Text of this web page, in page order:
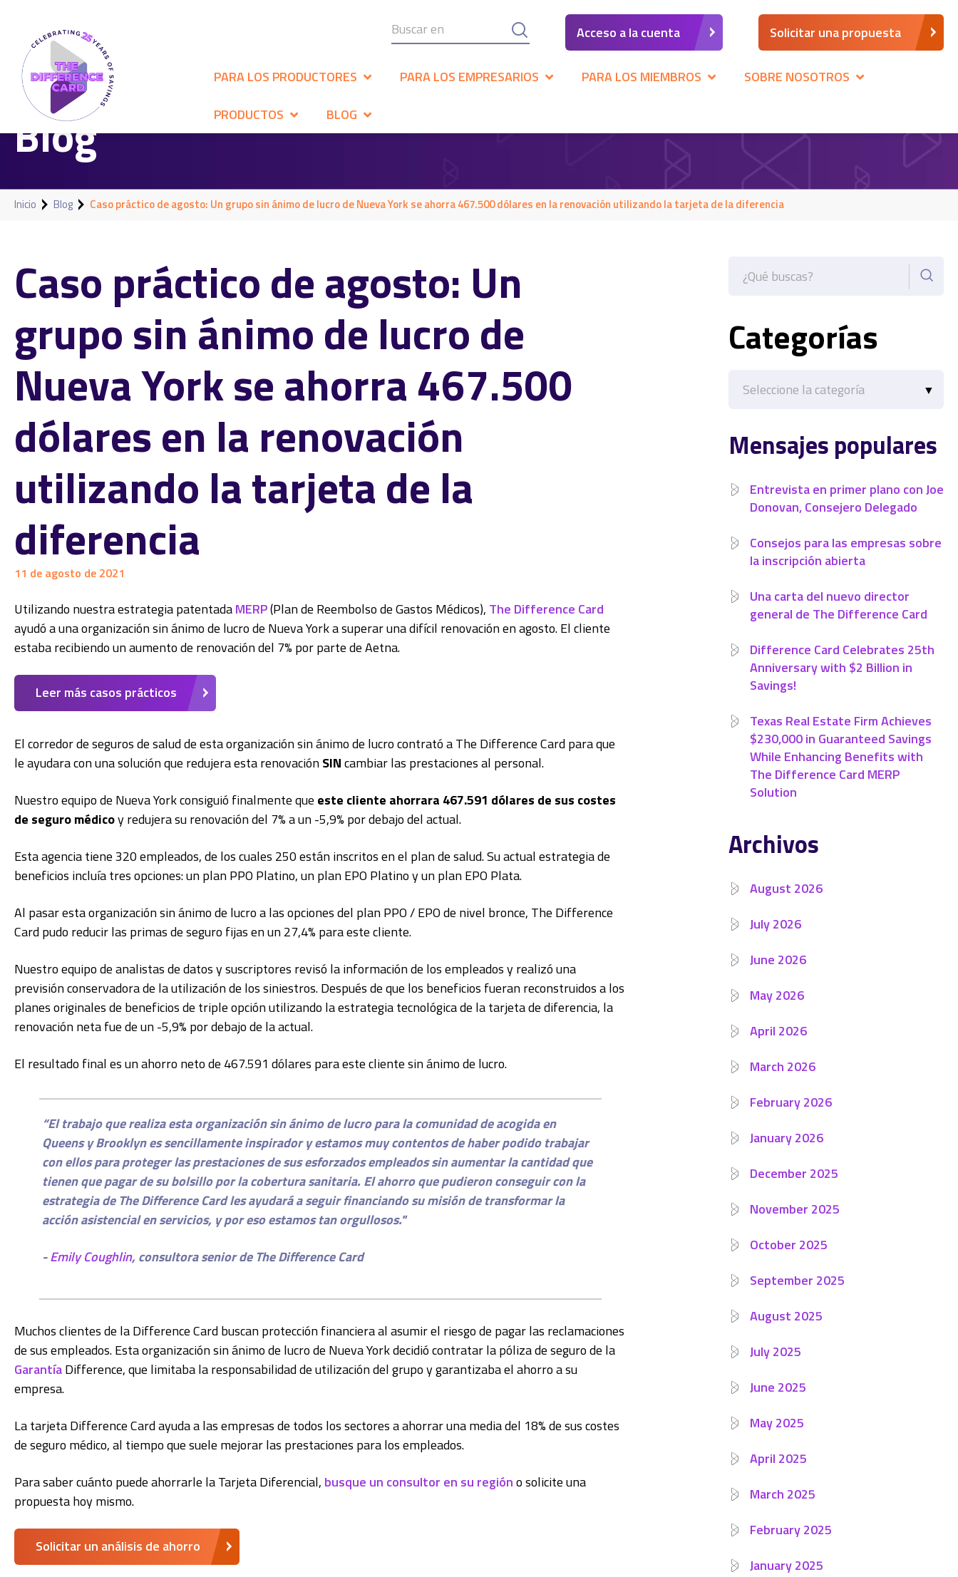
Acceso a la cuenta Solicitar una propuesta
PARA LOS PRODUCTORES PARA LOS EMPRESARIOS PARA LOS MIEMBROS
SOBRE NOSOTROS
PRODUCTOS
BLOG
Blog
Inicio Blog Caso práctico de agosto: Un grupo sin ánimo de lucro de Nueva York se ahorra 467.500 dólares en la renovación utilizando la tarjeta de la diferencia
Caso práctico de agosto: Un
grupo sin ánimo de lucro de
Nueva York se ahorra 467.500
dólares en la renovación
utilizando la tarjeta de la
diferencia
11 de agosto de 2021
Utilizando nuestra estrategia patentadaMERP(Plan de Reembolso de Gastos Médicos), The Difference Card
ayudó a una organización sin ánimo de lucro de Nueva York a superar una difícil renovación en agosto. El cliente
estaba recibiendo un aumento de renovación del 7% por parte de Aetna.
Leer más casos prácticos
El corredor de seguros de salud de esta organización sin ánimo de lucro contrató a The Difference Card para que
le ayudara con una solución que redujera esta renovaciónSINcambiar las prestaciones al personal.
Nuestro equipo de Nueva York consiguió finalmente que este cliente ahorrara 467.591 dólares de sus costes
de seguro médicoy redujera su renovación del 7% a un -5,9% por debajo del actual.
Esta agencia tiene 320 empleados, de los cuales 250 están inscritos en el plan de salud. Su actual estrategia de
beneficios incluía tres opciones: un plan PPO Platino, un plan EPO Platino y un plan EPO Plata.
Al pasar esta organización sin ánimo de lucro a las opciones del plan PPO / EPO de nivel bronce, The Difference
Card pudo reducir las primas de seguro fijas en un 27,4% para este cliente.
Nuestro equipo de analistas de datos y suscriptores revisó la información de los empleados y realizó una
previsión conservadora de la utilización de los siniestros. Después de que los beneficios fueran reconstruidos a los
planes originales de beneficios de triple opción utilizando la estrategia tecnológica de la tarjeta de diferencia, la
renovación neta fue de un -5,9% por debajo de la actual.
El resultado final es un ahorro neto de 467.591 dólares para este cliente sin ánimo de lucro.
“El trabajo que realiza esta organización sin ánimo de lucro para la comunidad de acogida en
Queens y Brooklyn es sencillamente inspirador y estamos muy contentos de haber podido trabajar
con ellos para proteger las prestaciones de sus esforzados empleados sin aumentar la cantidad que
tienen que pagar de su bolsillo por la cobertura sanitaria. El ahorro que pudieron conseguir con la
estrategia de The Difference Card les ayudará a seguir financiando su misión de transformar la
acción asistencial en servicios, y por eso estamos tan orgullosos."
-Emily Coughlin, consultora senior de The Difference Card
Muchos clientes de la Difference Card buscan protección financiera al asumir el riesgo de pagar las reclamaciones
de sus empleados. Esta organización sin ánimo de lucro de Nueva York decidió contratar la póliza de seguro de la
GarantíaDifference, que limitaba la responsabilidad de utilización del grupo y garantizaba el ahorro a su
empresa.
La tarjeta Difference Card ayuda a las empresas de todos los sectores a ahorrar una media del 18% de sus costes
de seguro médico, al tiempo que suele mejorar las prestaciones para los empleados.
Para saber cuánto puede ahorrarle la Tarjeta Diferencial, busque un consultor en su regióno solicite una
propuesta hoy mismo.
Solicitar un análisis de ahorro
Categorías
Mensajes populares
Entrevista en primer plano con Joe
Donovan, Consejero Delegado
Consejos para las empresas sobre
la inscripción abierta
Una carta del nuevo director
general de The Difference Card
Difference Card Celebrates 25th
Anniversary with $2 Billion in
Savings!
Texas Real Estate Firm Achieves
$230,000 in Guaranteed Savings
While Enhancing Benefits with
The Difference Card MERP
Solution
Archivos
August 2026
July 2026
June 2026
May 2026
April 2026
March 2026
February 2026
January 2026
December 2025
November 2025
October 2025
September 2025
August 2025
July 2025
June 2025
May 2025
April 2025
March 2025
February 2025
January 2025